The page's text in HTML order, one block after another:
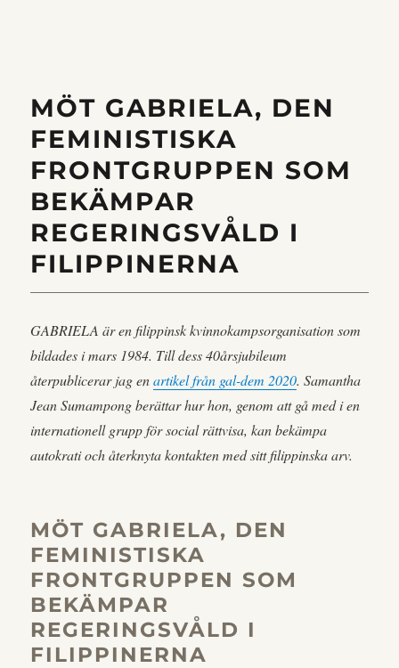
MÖT GABRIELA, DEN
FEMINISTISKA
FRONTGRUPPEN SOM
BEKÄMPAR
REGERINGSVÅLD I
FILIPPINERNA
GABRIELA är en filippinsk kvinnokampsorganisation som
bildades i mars 1984. Till dess 40årsjubileum
återpublicerar jag enartikel från gal-dem 2020. Samantha
Jean Sumampong berättar hur hon, genom att gå med i en
internationell grupp för social rättvisa, kan bekämpa
autokrati och återknyta kontakten med sitt filippinska arv.
MÖT GABRIELA, DEN
FEMINISTISKA
FRONTGRUPPEN SOM
BEKÄMPAR
REGERINGSVÅLD I
FILIPPINERNA